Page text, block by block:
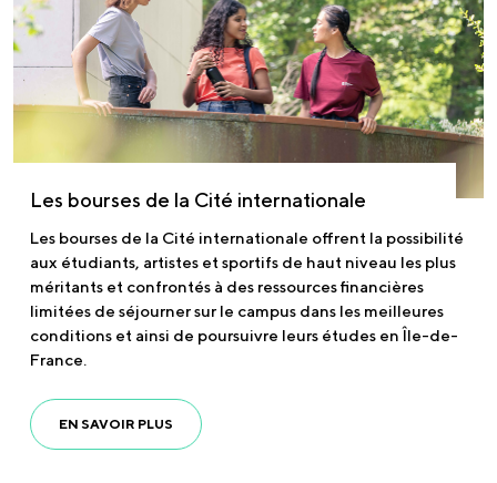
Les bourses de la Cité internationale
Les bourses de la Cité internationale offrent la possibilité
aux étudiants, artistes et sportifs de haut niveau les plus
méritants et confrontés à des ressources financières
limitées de séjourner sur le campus dans les meilleures
conditions et ainsi de poursuivre leurs études en Île-de-
France.
EN SAVOIR PLUS